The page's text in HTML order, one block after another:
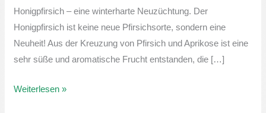
Honigpfirsich – eine winterharte Neuzüchtung. Der
Honigpfirsich ist keine neue Pfirsichsorte, sondern eine
Neuheit! Aus der Kreuzung von Pfirsich und Aprikose ist eine
sehr süße und aromatische Frucht entstanden, die […]
Kleingarten:
Honigpfirsich
Weiterlesen »